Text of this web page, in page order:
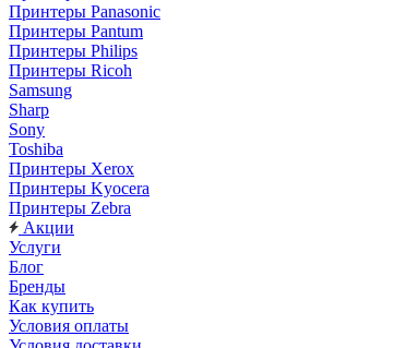
Принтеры Panasonic
Принтеры Pantum
Принтеры Philips
Принтеры Ricoh
Samsung
Sharp
Sony
Toshiba
Принтеры Xerox
Принтеры Kyocera
Принтеры Zebra
Акции
Услуги
Блог
Бренды
Как купить
Условия оплаты